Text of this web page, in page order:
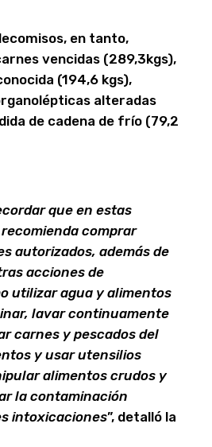
en tanto,
vencidas (289,3kgs),
(194,6 kgs),
alteradas
de cadena de frío (79,2
que en estas
comprar
autorizados, además de
acciones de
utilizar agua y alimentos
lavar continuamente
carnes y pescados del
y usar utensilios
alimentos crudos y
la contaminación
intoxicaciones”, detalló la